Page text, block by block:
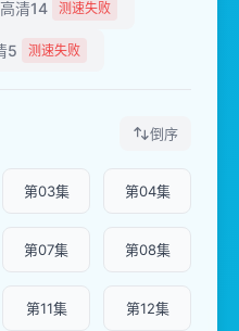
清14 测速失败
5 测速失败
倒序
第03集 第04集
第07集 第08集
第11集 第12集